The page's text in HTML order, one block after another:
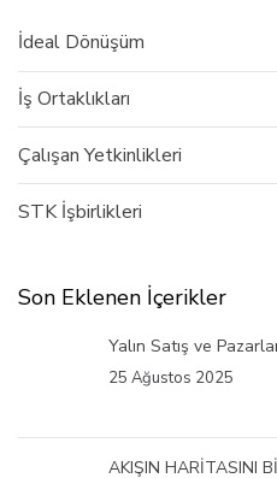
İdeal Dönüşüm
İş Ortaklıkları
Çalışan Yetkinlikleri
STK İşbirlikleri
Son Eklenen İçerikler
Yalın Satış ve
25 Ağustos 2025
AKIŞIN HARİTASINI